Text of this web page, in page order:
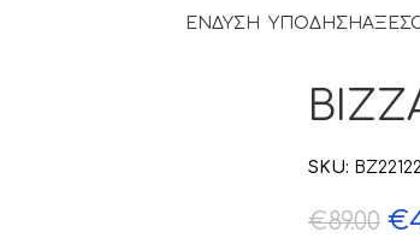
ΕΝΔΥΣΗ ΥΠΟΔΗΣΗ
SKU:
€89.00 €